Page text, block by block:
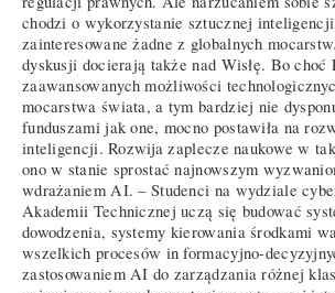
chodzi o wykorzystanie sztucznej
zainteresowane żadne z globalnych
dyskusji docierają także nad Wisłę. Bo choć
zaawansowanych możliwości
mocarstwa świata, a tym bardziej nie
funduszami jak one, mocno postawiła na
inteligencji. Rozwija zaplecze naukowe w
ono w stanie sprostać najnowszym
wdrażaniem AI. – Studenci na wydziale
Akademii Technicznej uczą się budować
dowodzenia, systemy kierowania środkami
wszelkich procesów in formacyjno-
zastosowaniem AI do zarządzania różnej